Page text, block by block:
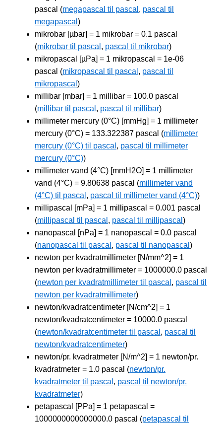
pascal (megapascal til pascal , pascal til
megapascal )
mikrobar [µbar] = 1 mikrobar = 0.1 pascal
(mikrobar til pascal , pascal til mikrobar)
mikropascal [µPa] = 1 mikropascal = 1e-06
pascal (mikropascal til pascal , pascal til
mikropascal )
millibar [mbar] = 1 millibar = 100.0 pascal
(millibar til pascal , pascal til millibar)
millimeter mercury (0°C) [mmHg] = 1 millimeter
mercury (0°C) = 133.322387 pascal (millimeter
mercury (0°C) til pascal , pascal til millimeter
mercury (0°C))
millimeter vand (4°C) [mmH2O] = 1 millimeter
vand (4°C) = 9.80638 pascal (millimeter vand
(4°C) til pascal , pascal til millimeter vand (4°C))
millipascal [mPa] = 1 millipascal = 0.001 pascal
(millipascal til pascal , pascal til millipascal )
nanopascal [nPa] = 1 nanopascal = 0.0 pascal
(nanopascal til pascal , pascal til nanopascal )
newton per kvadratmillimeter [N/mm^2] = 1
newton per kvadratmillimeter = 1000000.0 pascal
(newton per kvadratmillimeter til pascal , pascal til
newton per kvadratmillimeter)
newton/kvadratcentimeter [N/cm^2] = 1
newton/kvadratcentimeter = 10000.0 pascal
(newton/kvadratcentimeter til pascal , pascal til
newton/kvadratcentimeter)
newton/pr. kvadratmeter [N/m^2] = 1 newton/pr.
kvadratmeter = 1.0 pascal (newton/pr.
kvadratmeter til pascal , pascal til newton/pr.
kvadratmeter)
petapascal [PPa] = 1 petapascal =
1000000000000000.0 pascal (petapascal til